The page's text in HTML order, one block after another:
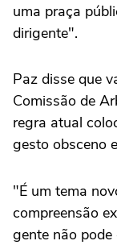
uma praça
dirigente".
Paz disse que
Comissão de
regra atual
gesto obsceno
"É um tema
compreensão
gente não